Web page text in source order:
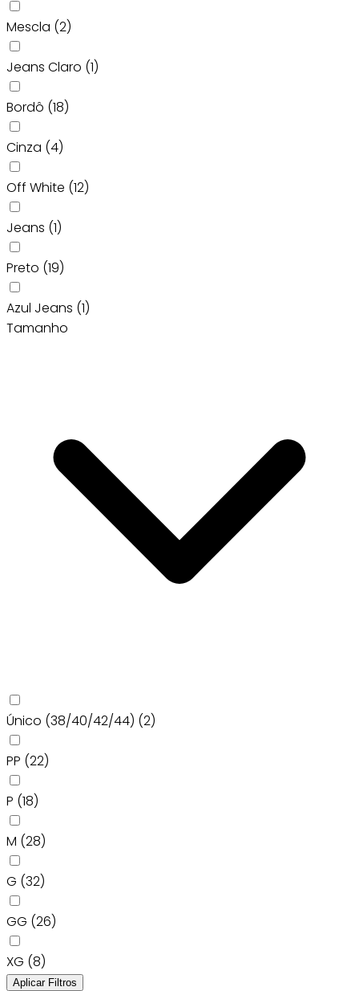
Mescla (2)
Jeans Claro (1)
Bordô (18)
Cinza (4)
Off White (12)
Jeans (1)
Preto (19)
Azul Jeans (1)
Tamanho
Único (38/40/42/44) (2)
PP (22)
P (18)
M (28)
G (32)
GG (26)
XG (8)
Aplicar Filtros